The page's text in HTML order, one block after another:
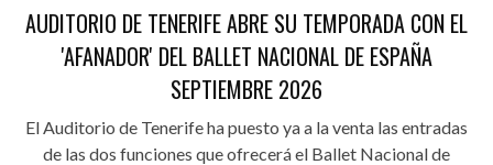
AUDITORIO DE TENERIFE ABRE SU TEMPORADA CON EL
'AFANADOR' DEL BALLET NACIONAL DE ESPAÑA
SEPTIEMBRE 2026
El Auditorio de Tenerife ha puesto ya a la venta las entradas
de las dos funciones que ofrecerá el Ballet Nacional de